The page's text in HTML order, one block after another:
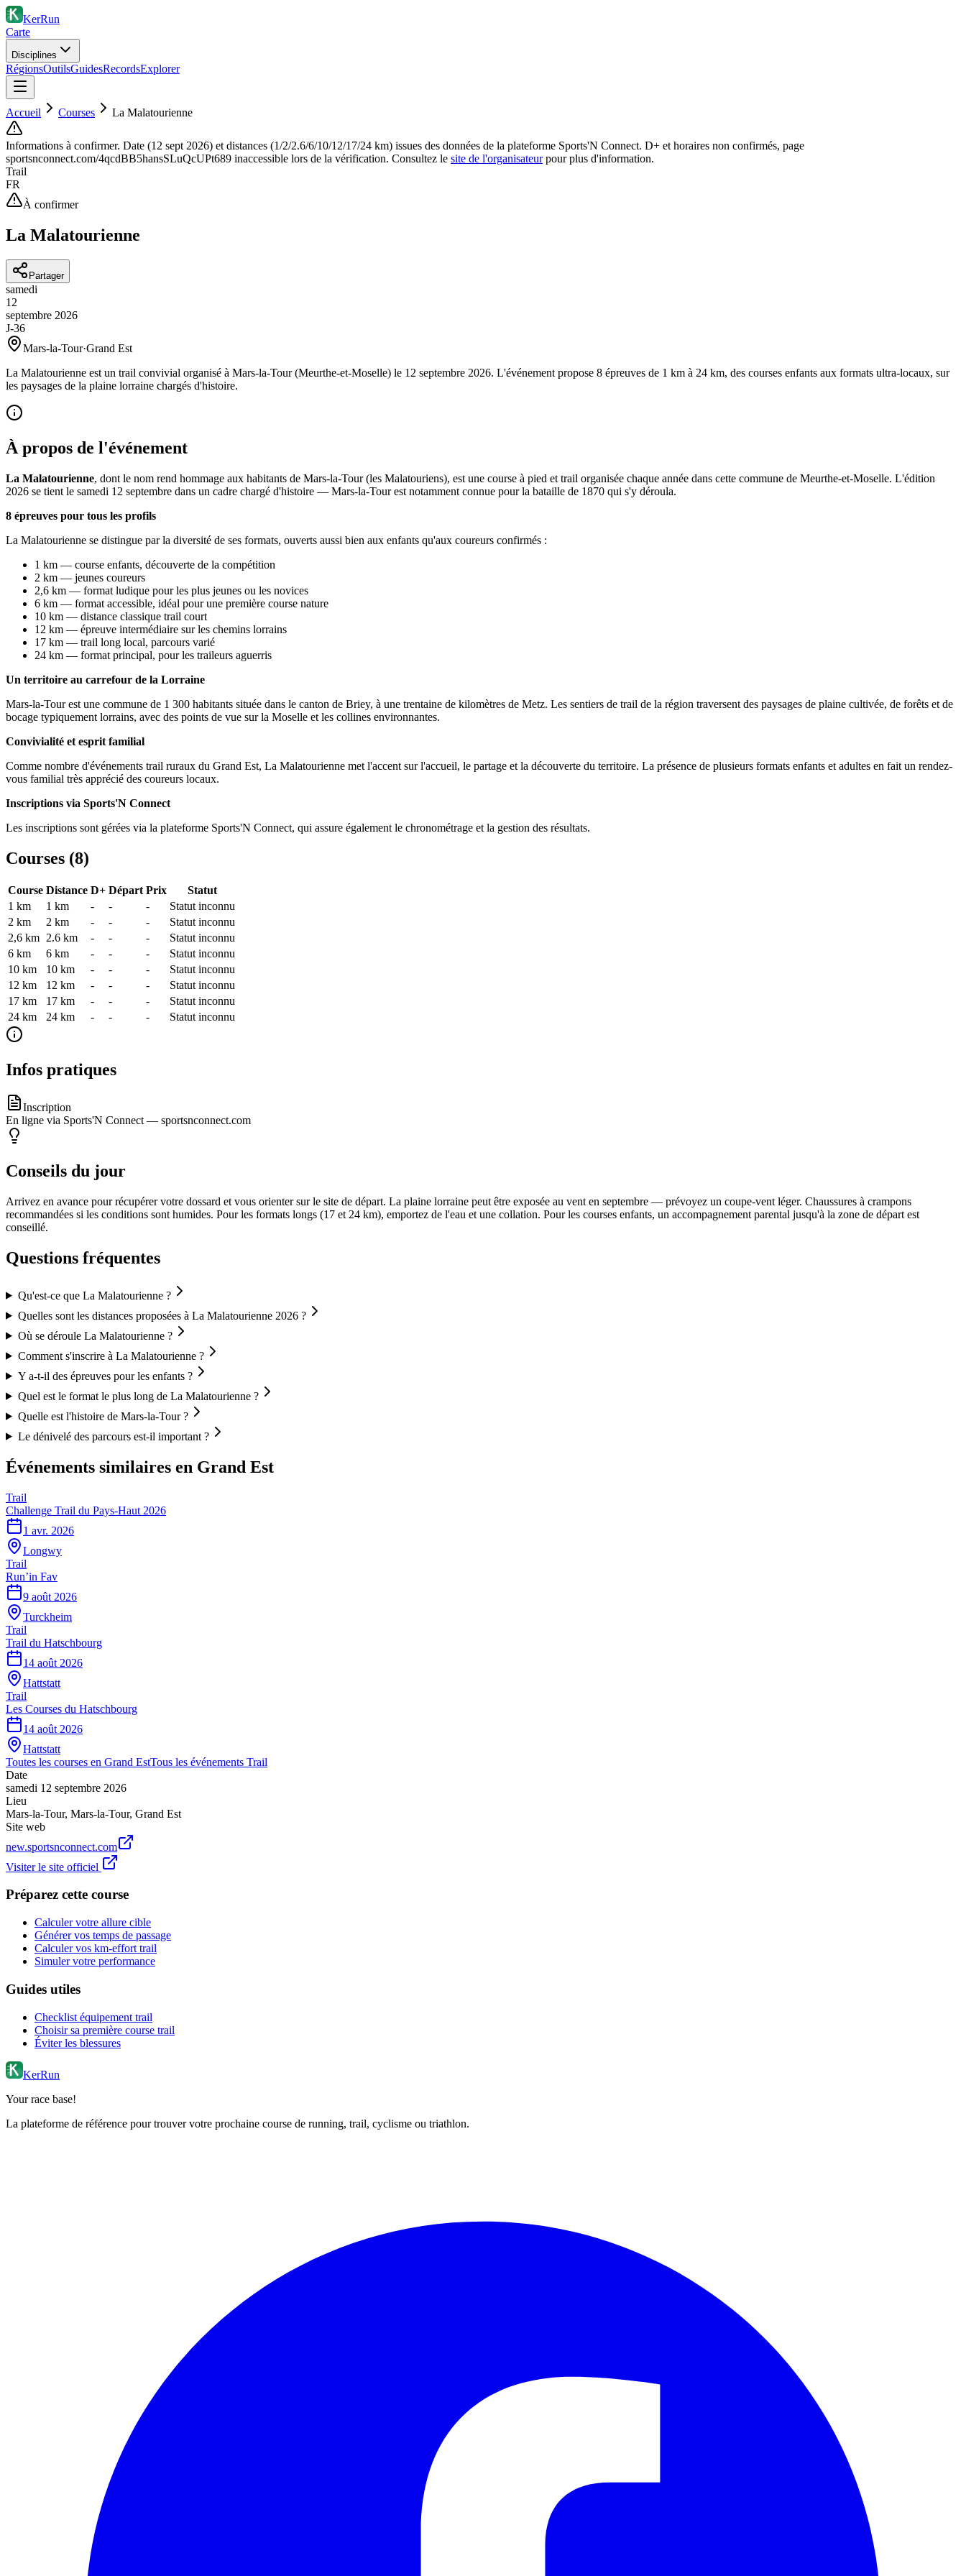
KerRun
Carte
Disciplines
RégionsOutilsGuidesRecordsExplorer
Accueil Courses La Malatourienne
Informations à confirmer. Date (12 sept 2026) et distances (1/2/2.6/6/10/12/17/24 km) issues des données de la plateforme Sports'N Connect. D+ et horaires non confirmés, page
sportsnconnect.com/4qcdBB5hansSLuQcUPt689 inaccessible lors de la vérification. Consultez le site de l'organisateur pour plus d'information.
Trail
FR
À confirmer
La Malatourienne
Partager
samedi
12
septembre 2026
J-36
Mars-la-Tour·Grand Est
La Malatourienne est un trail convivial organisé à Mars-la-Tour (Meurthe-et-Moselle) le 12 septembre 2026. L'événement propose 8 épreuves de 1 km à 24 km, des courses enfants aux formats ultra-locaux, sur
les paysages de la plaine lorraine chargés d'histoire.
À propos de l'événement
La Malatourienne, dont le nom rend hommage aux habitants de Mars-la-Tour (les Malatouriens), est une course à pied et trail organisée chaque année dans cette commune de Meurthe-et-Moselle. L'édition
2026 se tient le samedi 12 septembre dans un cadre chargé d'histoire — Mars-la-Tour est notamment connue pour la bataille de 1870 qui s'y déroula.
8 épreuves pour tous les profils
La Malatourienne se distingue par la diversité de ses formats, ouverts aussi bien aux enfants qu'aux coureurs confirmés :
1 km — course enfants, découverte de la compétition
2 km — jeunes coureurs
2,6 km — format ludique pour les plus jeunes ou les novices
6 km — format accessible, idéal pour une première course nature
10 km — distance classique trail court
12 km — épreuve intermédiaire sur les chemins lorrains
17 km — trail long local, parcours varié
24 km — format principal, pour les traileurs aguerris
Un territoire au carrefour de la Lorraine
Mars-la-Tour est une commune de 1 300 habitants située dans le canton de Briey, à une trentaine de kilomètres de Metz. Les sentiers de trail de la région traversent des paysages de plaine cultivée, de forêts et de
bocage typiquement lorrains, avec des points de vue sur la Moselle et les collines environnantes.
Convivialité et esprit familial
Comme nombre d'événements trail ruraux du Grand Est, La Malatourienne met l'accent sur l'accueil, le partage et la découverte du territoire. La présence de plusieurs formats enfants et adultes en fait un rendez-
vous familial très apprécié des coureurs locaux.
Inscriptions via Sports'N Connect
Les inscriptions sont gérées via la plateforme Sports'N Connect, qui assure également le chronométrage et la gestion des résultats.
Courses (8)
Course Distance D+ Départ Prix
Statut
1 km
1 km - - -
Statut inconnu
2 km
2 km - - -
Statut inconnu
2,6 km 2.6 km - - -
Statut inconnu
6 km
6 km - - -
Statut inconnu
10 km
10 km - - -
Statut inconnu
12 km
12 km - - -
Statut inconnu
17 km
17 km - - -
Statut inconnu
24 km
24 km - - - Statut inconnu
Infos pratiques
Inscription
En ligne via Sports'N Connect — sportsnconnect.com
Conseils du jour
Arrivez en avance pour récupérer votre dossard et vous orienter sur le site de départ. La plaine lorraine peut être exposée au vent en septembre — prévoyez un coupe-vent léger. Chaussures à crampons
recommandées si les conditions sont humides. Pour les formats longs (17 et 24 km), emportez de l'eau et une collation. Pour les courses enfants, un accompagnement parental jusqu'à la zone de départ est
conseillé.
Questions fréquentes
Qu'est-ce que La Malatourienne ?
Quelles sont les distances proposées à La Malatourienne 2026 ?
Où se déroule La Malatourienne ?
Comment s'inscrire à La Malatourienne ?
Y a-t-il des épreuves pour les enfants ?
Quel est le format le plus long de La Malatourienne ?
Quelle est l'histoire de Mars-la-Tour ?
Le dénivelé des parcours est-il important ?
Événements similaires en Grand Est
Trail
Challenge Trail du Pays-Haut 2026
1 avr. 2026
Longwy
Trail
Run’in Fav
9 août 2026
Turckheim
Trail
Trail du Hatschbourg
14 août 2026
Hattstatt
Trail
Les Courses du Hatschbourg
14 août 2026
Hattstatt
Toutes les courses en Grand EstTous les événements Trail
Date
samedi 12 septembre 2026
Lieu
Mars-la-Tour, Mars-la-Tour, Grand Est
Site web
new.sportsnconnect.com
Visiter le site officiel
Préparez cette course
Calculer votre allure cible
Générer vos temps de passage
Calculer vos km-effort trail
Simuler votre performance
Guides utiles
Checklist équipement trail
Choisir sa première course trail
Éviter les blessures
KerRun
Your race base!
La plateforme de référence pour trouver votre prochaine course de running, trail, cyclisme ou triathlon.